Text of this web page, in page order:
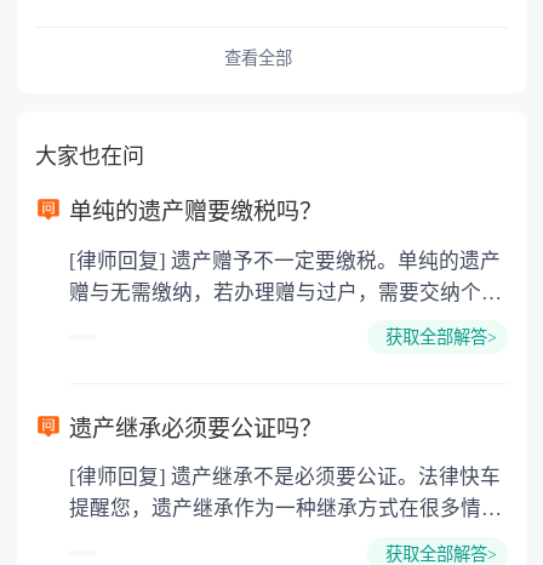
查看全部
大家也在问
单纯的遗产赠要缴税吗？
[律师回复] 遗产赠予不一定要缴税。单纯的遗产
赠与无需缴纳，若办理赠与过户，需要交纳个人
所得税、契税和公证费。赠与过户是没有增值税
要缴纳公证费，具体如下： 1. 公证费：按房
3. 印花税：按房屋评估价的0.05%缴纳 4. 土
地增值税：按房价1%缴纳 5. 房屋产权登记费：
获取全部解答>
遗产继承必须要公证吗？
[律师回复] 遗产继承不是必须要公证。法律快车
提醒您，遗产继承作为一种继承方式在很多情况
下都是不需要公证的，当然，如果需要公正的也
获取全部解答>